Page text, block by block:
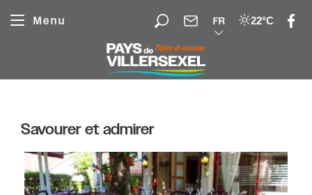
Menu FR 22°C
Savourer et admirer